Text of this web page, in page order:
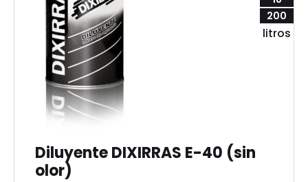
200
litros
Diluyente DIXIRRAS E-40 (sin
olor)